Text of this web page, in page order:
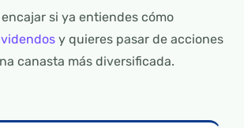
encajar si ya entiendes cómo
y quieres pasar de acciones
canasta más diversificada.